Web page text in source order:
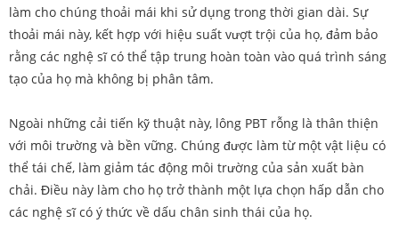
làm cho chúng thoải mái khi sử dụng trong thời gian dài. Sự
thoải mái này, kết hợp với hiệu suất vượt trội của họ, đảm bảo
rằng các nghệ sĩ có thể tập trung hoàn toàn vào quá trình sáng
tạo của họ mà không bị phân tâm.
Ngoài những cải tiến kỹ thuật này, lông PBT rỗng là thân thiện
với môi trường và bền vững. Chúng được làm từ một vật liệu có
thể tái chế, làm giảm tác động môi trường của sản xuất bàn
chải. Điều này làm cho họ trở thành một lựa chọn hấp dẫn cho
các nghệ sĩ có ý thức về dấu chân sinh thái của họ.